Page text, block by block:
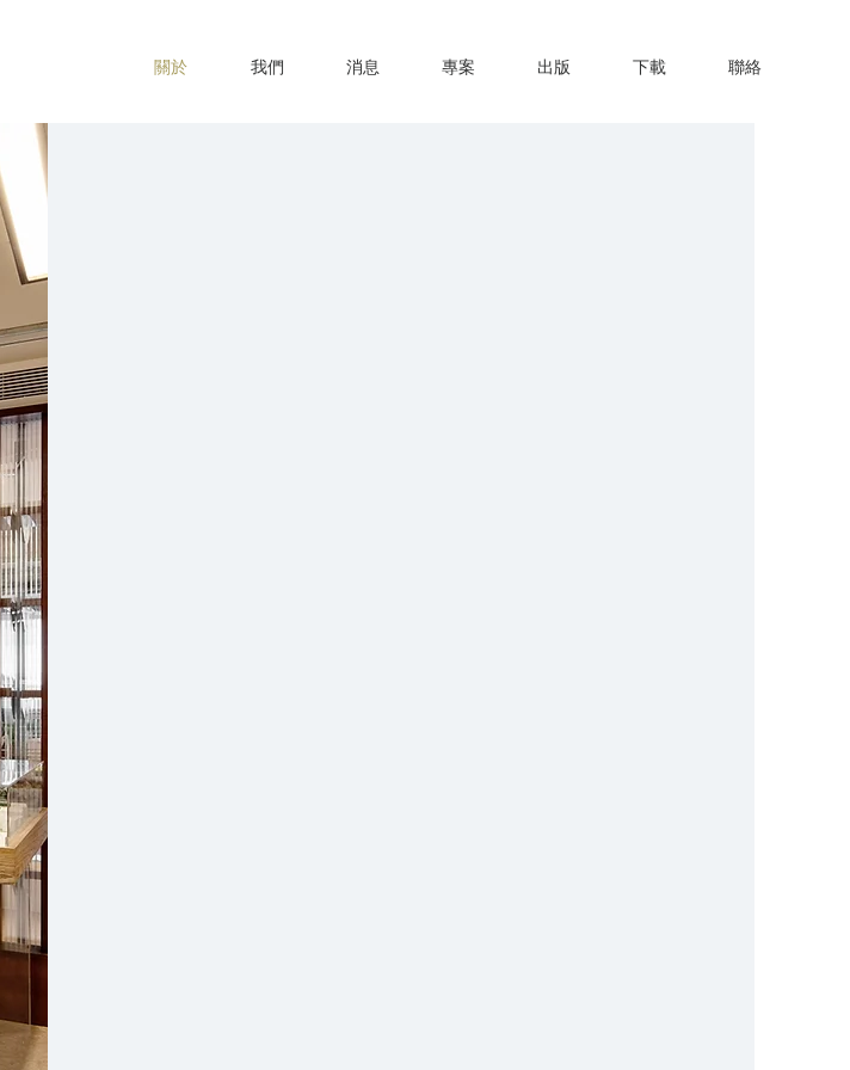
關於 我們 消息 專案 出版 下載 聯絡